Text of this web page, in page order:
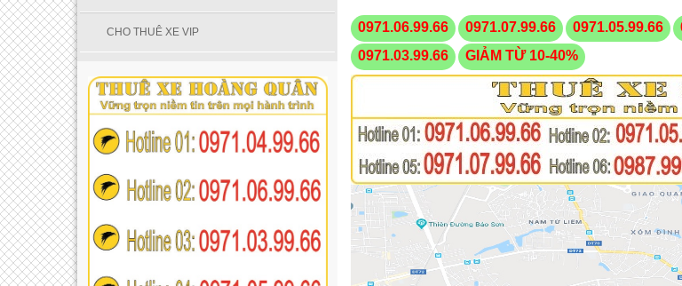
CHO THUÊ XE VIP 0971.06.99.66 0971.07.99.66 0971.05.99.66
0971.03.99.66
GIẢM TỪ 10-40%